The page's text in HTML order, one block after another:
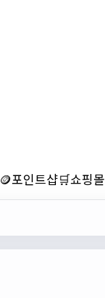
🪙포인트샵🛒쇼핑몰